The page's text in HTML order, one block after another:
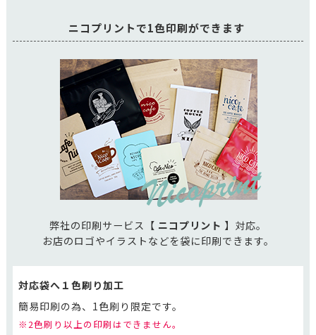
ニコプリントで1色印刷ができます
弊社の印刷サービス【 ニコプリント 】対応。
お店のロゴやイラストなどを袋に印刷できます。
対応袋へ１色刷り加工
簡易印刷の為、1色刷り限定です。
※2色刷り以上の印刷はできません。